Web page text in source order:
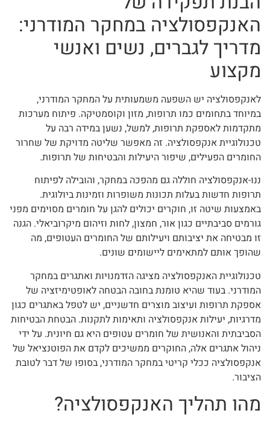
האנקפסולציה במחקר המודרני:
מדריך לגברים, נשים ואנשי
מקצוע
לאנקפסולציה יש השפעה משמעותית על המחקר המודרני,
במיוחד בתחומים כמו תרופות, מזון וקוסמטיקה. פיתוח מערכות
מתקדמות לאספקת תרופות, למשל, נשען במידה רבה על
טכנולוגיית אנקפסולציה. זה מאפשר שליטה מדויקת של שחרור
החומרים הפעילים, שיפור היעילות והבטיחות של תרופות.
ננו-אנקפסולציה חוללה גם מהפכה במחקר, והובילה לפיתוח
תרופות חדשות בעלות תכונות משופרות וזמינות ביולוגית.
באמצעות שיטה זו, חוקרים יכולים להגן על חומרים מסוימים מפני
גורמים סביבתיים כגון אור, חמצון, לחות וזיהום מיקרוביאלי. הגנה
זו מבטיחה את יציבותם ויעילותם של החומרים העטופים, מה
שהופך אותם למתאימים ליישומים שונים.
טכנולוגיית האנקפסולציה מציגה הזדמנויות ואתגרים במחקר
המודרני. בעוד שהיא טומנת בחובה הבטחה לאופטימיזציה של
אספקת תרופות ועיצוב מוצרים חדשניים, יש לטפל באתגרים כגון
מדרגיות, יעילות אנקפסולציה ותאימות לתקנות. הבטחת הבטיחות
הסביבתית והאנושית של חומרים עטופים היא גם חיונית. על ידי
ניהול אתגרים אלה, החוקרים ממשיכים לקדם את הפוטנציאל של
אנקפסולציה ככלי קריטי במחקר המודרני, בסופו של דבר לטובת
הציבור.
מהו תהליך האנקפסולציה?